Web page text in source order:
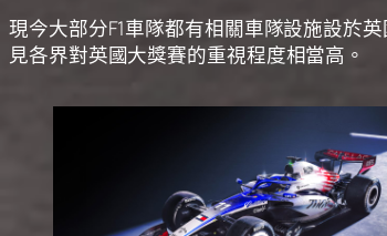
現今大部分F1車隊都有相關車隊設施設於
見各界對英國大獎賽的重視程度相當高。